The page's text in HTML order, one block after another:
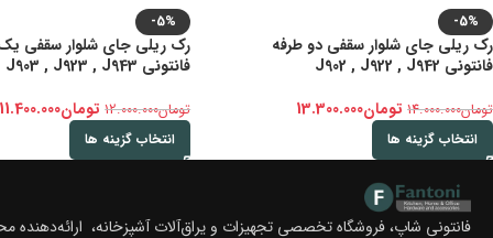
-5%
رک ریلی جای شلوار سقفی دو طرفه
فانتونی J902 , J922 , J942
تومان14.000.000 تومان13.300.000
انتخاب گزینه ها
-5%
رک ریلی جای شلوار سقفی
فانتونی J903 , J923 , J943
تومان12.000.000 تومان11.400.000
انتخاب گزینه ها
فانتونی شاپ، فروشگاه تخصصی تجهیزات و یراق‌آلات آشپزخانه،